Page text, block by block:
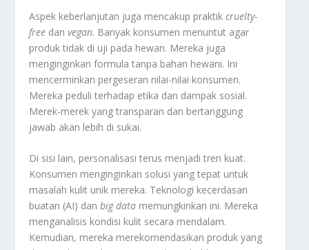
Aspek keberlanjutan juga mencakup praktikcruelty-
free danvegan. Banyak konsumen menuntut agar
produk tidak di uji pada hewan. Mereka juga
menginginkan formula tanpa bahan hewani. Ini
mencerminkan pergeseran nilai-nilai konsumen.
Mereka peduli terhadap etika dan dampak sosial.
Merek-merek yang transparan dan bertanggung
jawab akan lebih di sukai.
Di sisi lain, personalisasi terus menjadi tren kuat.
Konsumen menginginkan solusi yang tepat untuk
masalah kulit unik mereka. Teknologi kecerdasan
buatan (AI) danbig data memungkinkan ini. Mereka
menganalisis kondisi kulit secara mendalam.
Kemudian, mereka merekomendasikan produk yang